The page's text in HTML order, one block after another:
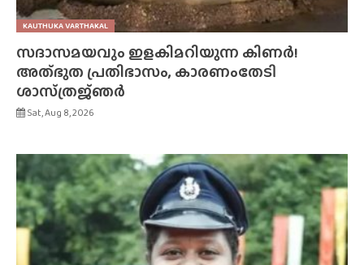
KAUTHUKA VARTHAKAL
സദാസമയവും ഇളകിമറിയുന്ന കിണർ!
അത്‌ഭുത പ്രതിഭാസം, കാരണംതേടി
ശാസ്‌ത്രജ്‌ഞർ
Sat, Aug 8, 2026